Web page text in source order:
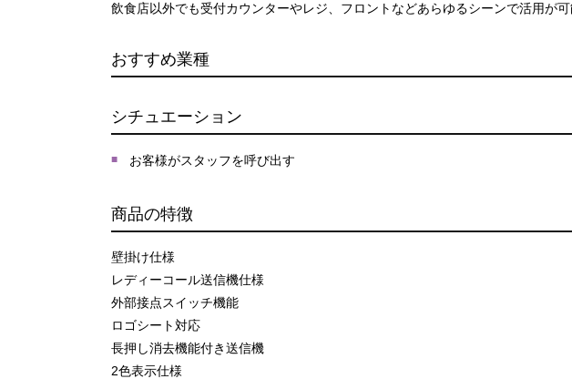
飲食店以外でも受付カウンターやレジ、フロントなどあらゆるシーンで活用が可
おすすめ業種
シチュエーション
お客様がスタッフを呼び出す
商品の特徴
壁掛け仕様
レディーコール送信機仕様
外部接点スイッチ機能
ロゴシート対応
長押し消去機能付き送信機
2色表示仕様